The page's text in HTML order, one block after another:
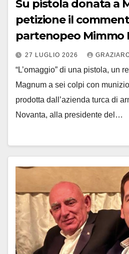
Su pistola donata a
petizione il
partenopeo Mimmo
27 LUGLIO 2026
“L’omaggio” di una pistola, un
Magnum a sei colpi con
prodotta dall’azienda turca di
Novanta, alla presidente del…